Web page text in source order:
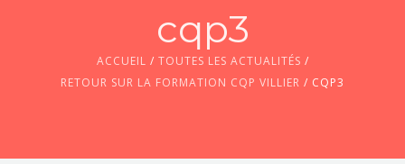
ACTUS & DOSSIERS
cqp3
ACCUEIL / TOUTES LES ACTUALITÉS /
RETOUR SUR LA FORMATION CQP VILLIER / CQP3